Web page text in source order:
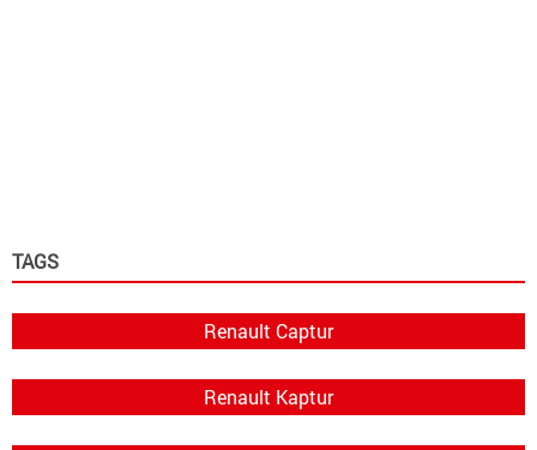
TAGS
Renault Captur
Renault Kaptur